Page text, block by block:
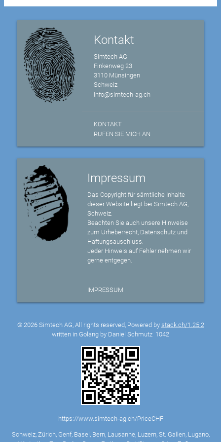
Kontakt
Simtech AG
Finkenweg 23
3110 Münsingen
Schweiz
info@simtech-ag.ch
KONTAKT
RUFEN SIE MICH AN
Impressum
Das Copyright für sämtliche Inhalte
dieser Website liegt bei Simtech AG,
Schweiz.
Beachten Sie auch unsere Hinweise
zum Urheberrecht, Datenschutz und
Haftungsauschluss.
Jeder Hinweis auf Fehler nehmen wir
gerne entgegen.
IMPRESSUM
© 2026 Simtech AG, All rights reserved, Powered by stack.ch/1.25.2
written in Golang by Daniel Schmutz 1042
https://www.simtech-ag.ch/PriceCHF
Schweiz, Zürich, Genf, Basel, Bern, Lausanne, Luzern, St. Gallen, Lugano,